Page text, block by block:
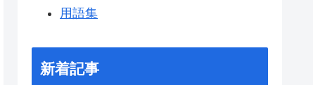
用語集
新着記事